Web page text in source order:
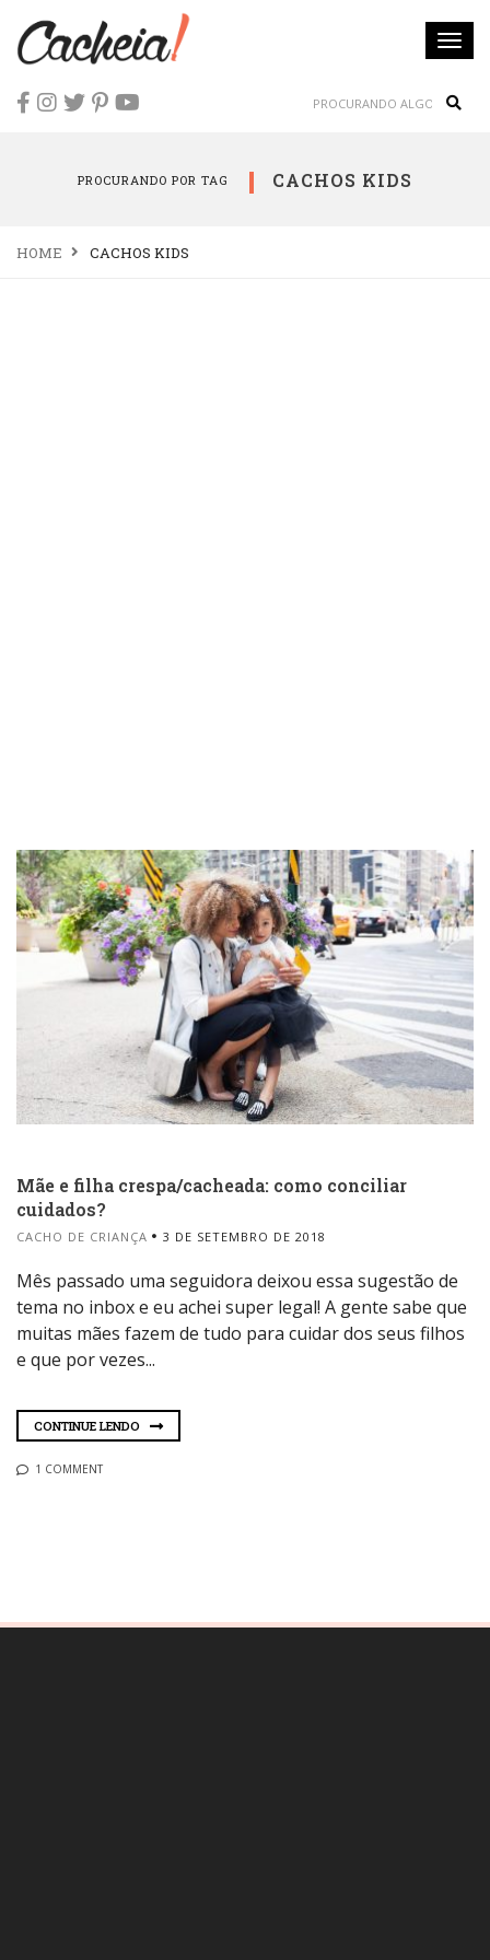
PROCURANDO POR TAG CACHOS KIDS
HOME CACHOS KIDS
Mãe e filha crespa/cacheada: como conciliar
cuidados?
CACHO DE CRIANÇA 3 DE SETEMBRO DE 2018
Mês passado uma seguidora deixou essa sugestão de
tema no inbox e eu achei super legal! A gente sabe que
muitas mães fazem de tudo para cuidar dos seus filhos
e que por vezes...
CONTINUE LENDO
1 COMMENT